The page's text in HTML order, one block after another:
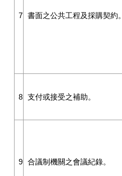
7 書面之公共工程及採購契約。
8 支付或接受之補助。
9 合議制機關之會議紀錄。